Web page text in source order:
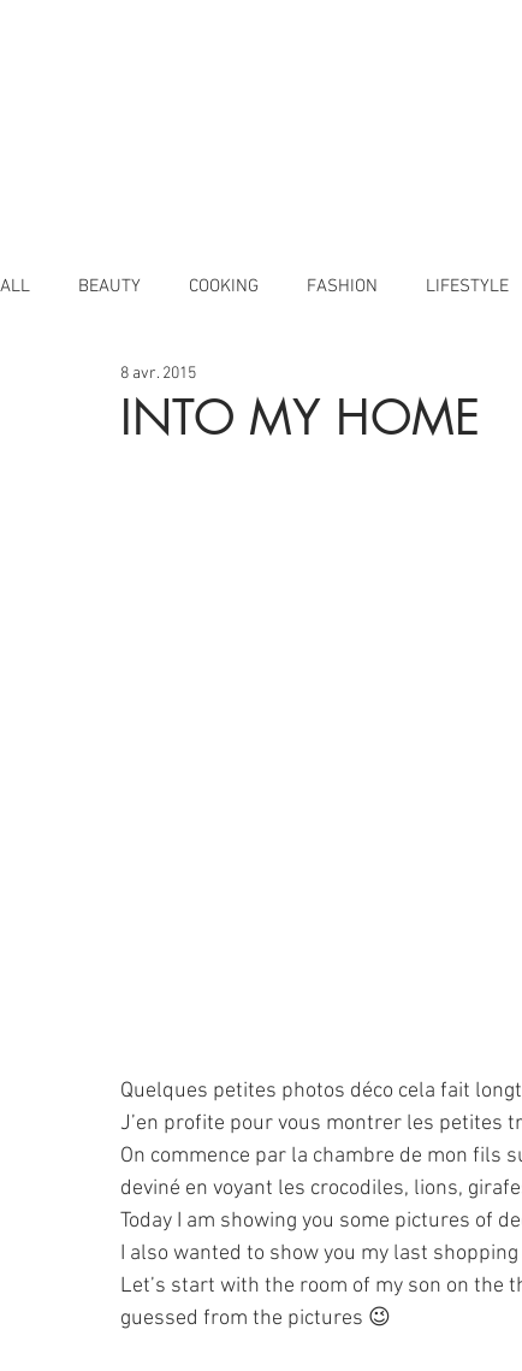
ALL BEAUTY COOKING FASHION LIFESTYLE
INTO MY HOME
8 avr. 2015
Quelques petites photos déco cela fait
J’en profite pour vous montrer les petites
On commence par la chambre de mon fils
deviné en voyant les crocodiles, lions,
Today I am showing you some pictures of
I also wanted to show you my last
Let’s start with the room of my son on the
guessed from the pictures 😉